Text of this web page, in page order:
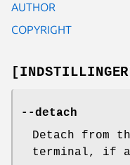
AUTHOR
COPYRIGHT
--detach
Detach from
terminal, if